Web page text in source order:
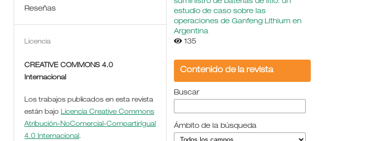
Reseñas
Licencia
CREATIVE COMMONS 4.0
Internacional
Los trabajos publicados en esta revista
están bajoLicencia Creative Commons
Atribución-NoComercial-CompartirIgual
4.0 Internacional.
suministro de baterías de litio: un
estudio de caso sobre las
operaciones de Ganfeng Lithium en
Argentina
135
Contenido de la revista
Buscar
Ámbito de la búsqueda